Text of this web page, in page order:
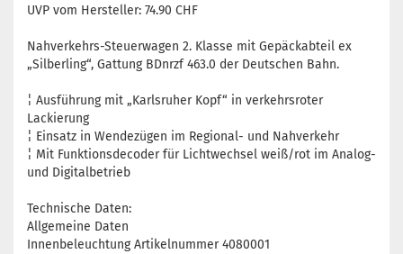
UVP vom Hersteller: 74.90 CHF
Nahverkehrs-Steuerwagen 2. Klasse mit Gepäckabteil ex
„Silberling“, Gattung BDnrzf 463.0 der Deutschen Bahn.
¦ Ausführung mit „Karlsruher Kopf“ in verkehrsroter
Lackierung
¦ Einsatz in Wendezügen im Regional- und Nahverkehr
¦ Mit Funktionsdecoder für Lichtwechsel weiß/rot im Analog-
und Digitalbetrieb
Technische Daten:
Allgemeine Daten
Innenbeleuchtung Artikelnummer 4080001